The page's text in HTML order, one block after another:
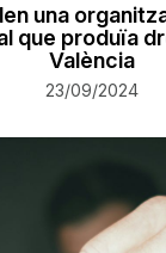
una
que produïa
València
23/09/2024